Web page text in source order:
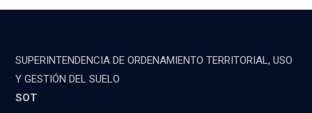
SUPERINTENDENCIA DE ORDENAMIENTO TERRITORIAL, USO
Y GESTIÓN DEL SUELO
SOT